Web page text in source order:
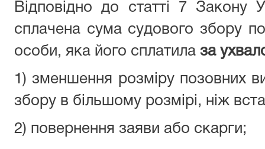
Відповідно до статті 7 Закону
сплачена сума судового збору
особи, яка його сплатила за
1) зменшення розміру позовних
збору в більшому розмірі, ніж
2) повернення заяви або скарги;